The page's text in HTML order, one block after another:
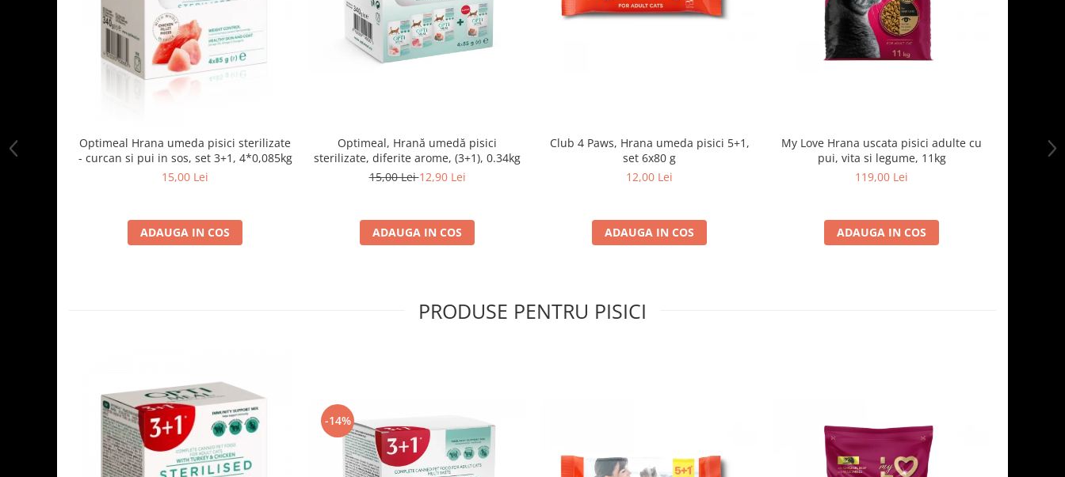
Optimeal Hrana umeda pisici sterilizate
- curcan si pui in sos, set 3+1, 4*0,085kg
15,00 Lei
ADAUGA IN COS
Optimeal, Hrană umedă pisici
sterilizate, diferite arome, (3+1), 0.34kg
15,00 Lei12,90 Lei
ADAUGA IN COS
Club 4 Paws, Hrana umeda pisici 5+1,
set 6x80 g
12,00 Lei
ADAUGA IN COS
My Love Hrana uscata pisici adulte cu
pui, vita si legume, 11kg
119,00 Lei
ADAUGA IN COS
-
PRODUSE PENTRU PISICI
-14%